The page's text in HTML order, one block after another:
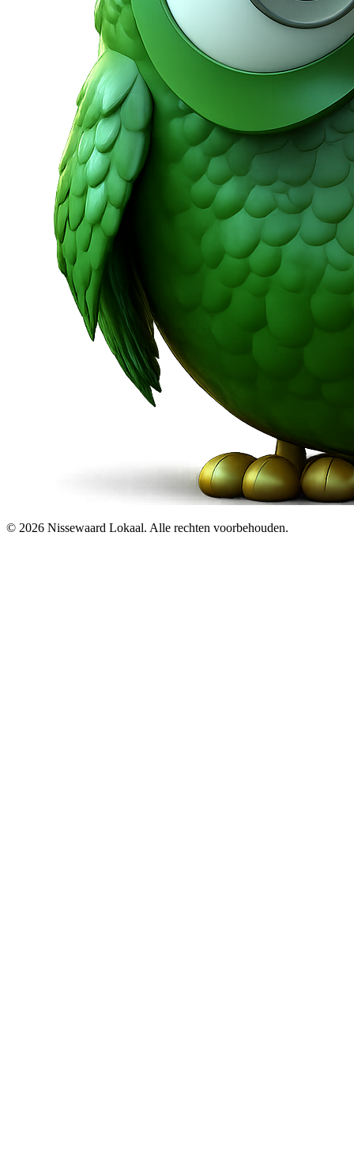
© 2026 Nissewaard Lokaal. Alle rechten voorbehouden.